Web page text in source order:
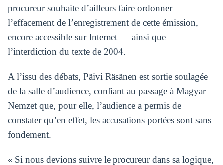
procureur souhaite d’ailleurs faire ordonner
l’effacement de l’enregistrement de cette émission,
encore accessible sur Internet — ainsi que
l’interdiction du texte de 2004.
A l’issu des débats, Päivi Räsänen est sortie soulagée
de la salle d’audience, confiant au passage à Magyar
Nemzet que, pour elle, l’audience a permis de
constater qu’en effet, les accusations portées sont sans
fondement.
« Si nous devions suivre le procureur dans sa logique,